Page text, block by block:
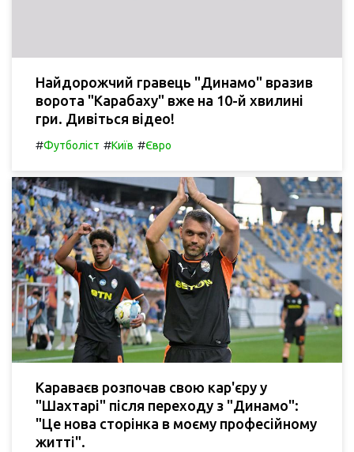
Найдорожчий гравець "Динамо" вразив
ворота "Карабаху" вже на 10-й хвилині
гри. Дивіться відео!
#Футболіст #Київ #Євро
Караваєв розпочав свою кар'єру у
"Шахтарі" після переходу з "Динамо":
"Це нова сторінка в моєму професійному
житті".